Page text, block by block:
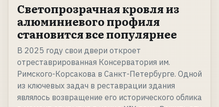
Светопрозрачная кровля из
алюминиевого профиля
становится все популярнее
В 2025 году свои двери откроет
отреставрированная Консерватория им.
Римского-Корсакова в Санкт-Петербурге. Одной
из ключевых задач в реставрации здания
являлось возвращение его исторического облика